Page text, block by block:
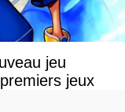
jeu
jeux